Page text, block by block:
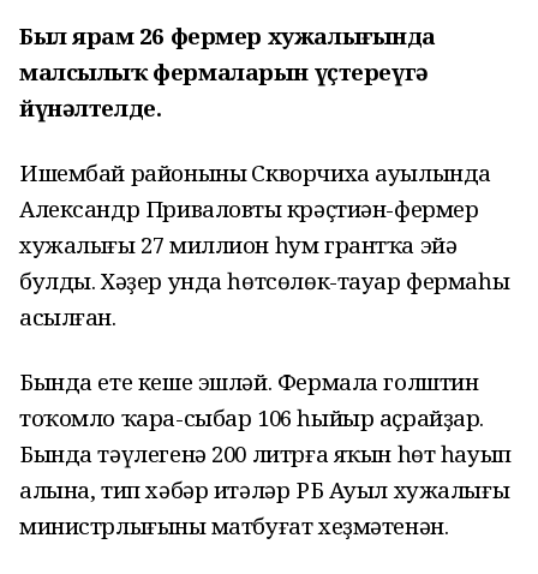
Был ярҙам 26 фермер хужалығында
малсылыҡ фермаларын үҫтереүгә
йүнәлтелде.
Ишембай районының Скворчиха ауылында
Александр Приваловтың крәҫтиән-фермер
хужалығы 27 миллион һум грантҡа эйә
булды. Хәҙер унда һөтсөлөк-тауар фермаһы
асылған.
Бында ете кеше эшләй. Фермала голштин
тоҡомло ҡара-сыбар 106 һыйыр аҫрайҙар.
Бында тәүлегенә 200 литрға яҡын һөт һауып
алына, тип хәбәр итәләр РБ Ауыл хужалығы
министрлығының матбуғат хеҙмәтенән.